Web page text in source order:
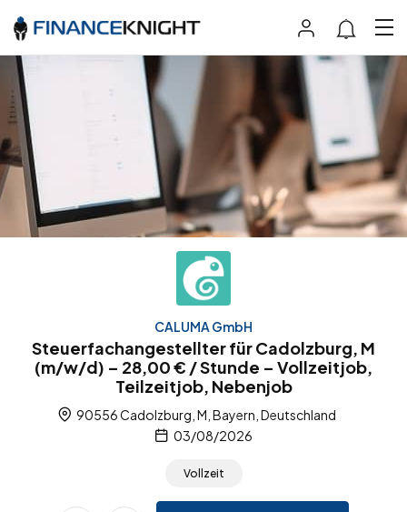
CALUMA GmbH
Steuerfachangestellter für Cadolzburg, M
(m/w/d) – 28,00 € / Stunde – Vollzeitjob,
Teilzeitjob, Nebenjob
90556 Cadolzburg, M, Bayern, Deutschland
03/08/2026
Vollzeit